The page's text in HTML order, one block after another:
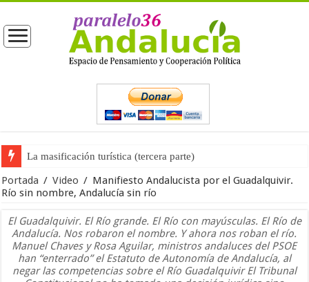
La masificación turística (tercera parte)
La opinión pública ante las próximas elecciones generales
Portada / Video / Manifiesto Andalucista por el Guadalquivir.
Río sin nombre, Andalucía sin río
El Guadalquivir. El Río grande. El Río con mayúsculas. El Río de
Andalucía. Nos robaron el nombre. Y ahora nos roban el río.
Manuel Chaves y Rosa Aguilar, ministros andaluces del PSOE
han “enterrado” el Estatuto de Autonomía de Andalucía, al
negar las competencias sobre el Río Guadalquivir El Tribunal